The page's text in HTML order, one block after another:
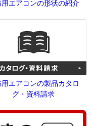
用エアコンの形状の紹介
用エアコンの製品カタロ
グ・資料請求